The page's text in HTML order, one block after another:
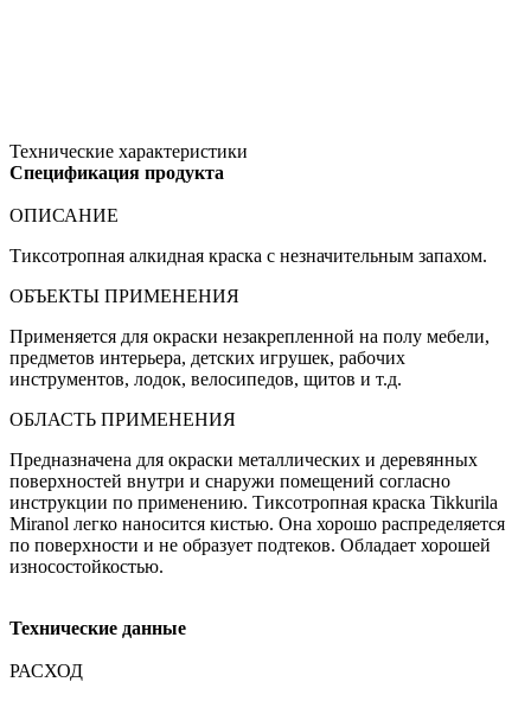
Технические характеристики
Спецификация продукта
ОПИСАНИЕ
Тиксотропная алкидная краска с незначительным запахом.
ОБЪЕКТЫ ПРИМЕНЕНИЯ
Применяется для окраски незакрепленной на полу мебели,
предметов интерьера, детских игрушек, рабочих
инструментов, лодок, велосипедов, щитов и т.д.
ОБЛАСТЬ ПРИМЕНЕНИЯ
Предназначена для окраски металлических и деревянных
поверхностей внутри и снаружи помещений согласно
инструкции по применению. Тиксотропная краска Tikkurila
Miranol легко наносится кистью. Она хорошо распределяется
по поверхности и не образует подтеков. Обладает хорошей
износостойкостью.
Технические данные
РАСХОД